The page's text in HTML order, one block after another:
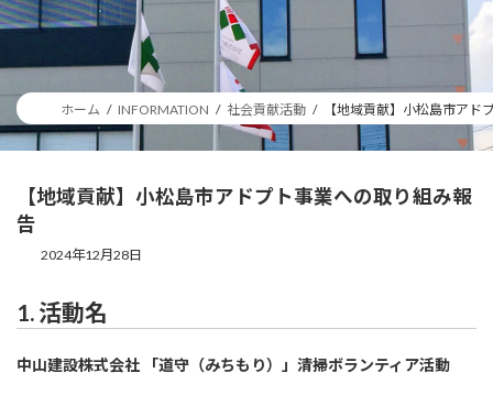
ホーム INFORMATION 社会貢献活動 【地域貢献】小松島市アド
【地域貢献】小松島市アドプト事業への取り組み報
告
2024年12月28日
1. 活動名
中山建設株式会社 「道守（みちもり）」清掃ボランティア活動